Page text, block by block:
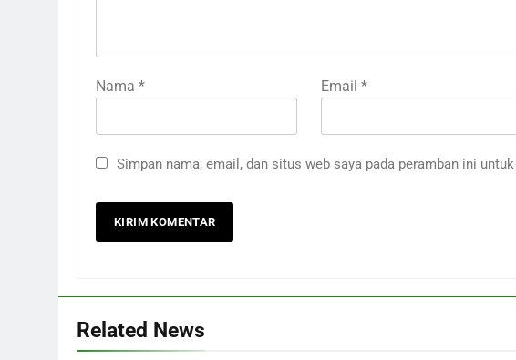
Nama * Email *
Simpan nama, email, dan situs web saya pada peramban ini
Related News